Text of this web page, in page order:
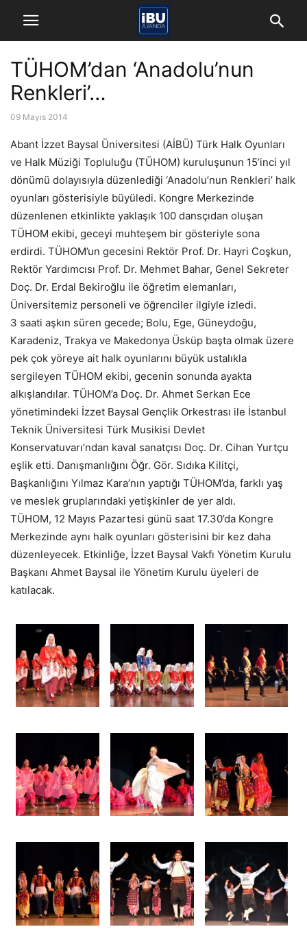
TÜHOM’dan ‘Anadolu’nun
Renkleri’…
09 Mayıs 2014
Abant İzzet Baysal Üniversitesi (AİBÜ) Türk Halk Oyunları
ve Halk Müziği Topluluğu (TÜHOM) kuruluşunun 15’inci yıl
dönümü dolayısıyla düzenlediği ‘Anadolu’nun Renkleri’ halk
oyunları gösterisiyle büyüledi. Kongre Merkezinde
düzenlenen etkinlikte yaklaşık 100 dansçıdan oluşan
TÜHOM ekibi, geceyi muhteşem bir gösteriyle sona
erdirdi. TÜHOM’un gecesini Rektör Prof. Dr. Hayri Coşkun,
Rektör Yardımcısı Prof. Dr. Mehmet Bahar, Genel Sekreter
Doç. Dr. Erdal Bekiroğlu ile öğretim elemanları,
Üniversitemiz personeli ve öğrenciler ilgiyle izledi.
3 saati aşkın süren gecede; Bolu, Ege, Güneydoğu,
Karadeniz, Trakya ve Makedonya Üsküp başta olmak üzere
pek çok yöreye ait halk oyunlarını büyük ustalıkla
sergileyen TÜHOM ekibi, gecenin sonunda ayakta
alkışlandılar. TÜHOM’a Doç. Dr. Ahmet Serkan Ece
yönetimindeki İzzet Baysal Gençlik Orkestrası ile İstanbul
Teknik Üniversitesi Türk Musikisi Devlet
Konservatuvarı’ndan kaval sanatçısı Doç. Dr. Cihan Yurtçu
eşlik etti. Danışmanlığını Öğr. Gör. Sıdıka Kilitçi,
Başkanlığını Yılmaz Kara’nın yaptığı TÜHOM’da, farklı yaş
ve meslek gruplarındaki yetişkinler de yer aldı.
TÜHOM, 12 Mayıs Pazartesi günü saat 17.30’da Kongre
Merkezinde aynı halk oyunları gösterisini bir kez daha
düzenleyecek. Etkinliğe, İzzet Baysal Vakfı Yönetim Kurulu
Başkanı Ahmet Baysal ile Yönetim Kurulu üyeleri de
katılacak.